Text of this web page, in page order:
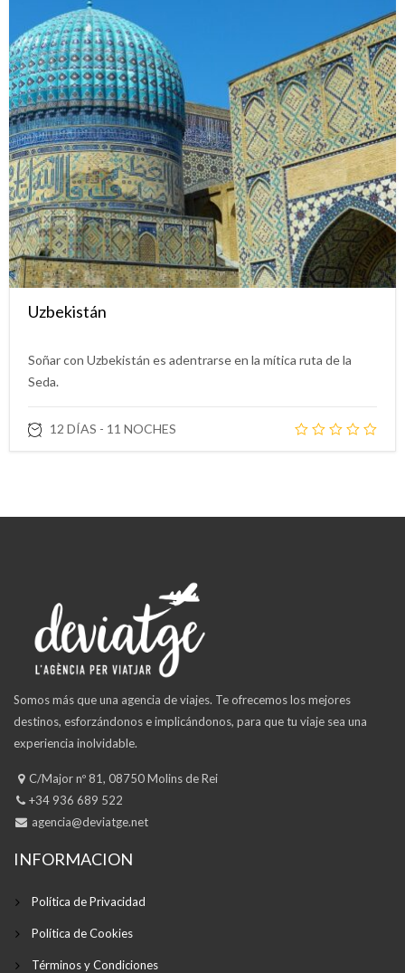
Uzbekistán
Soñar con Uzbekistán es adentrarse en la mítica ruta de la
Seda.
12 DÍAS - 11 NOCHES
Somos más que una agencia de viajes. Te ofrecemos los mejores
destinos, esforzándonos e implicándonos, para que tu viaje sea una
experiencia inolvidable.
C/Major nº 81, 08750 Molins de Rei
+34 936 689 522
agencia@deviatge.net
INFORMACION
Política de Privacidad
Política de Cookies
Términos y Condiciones